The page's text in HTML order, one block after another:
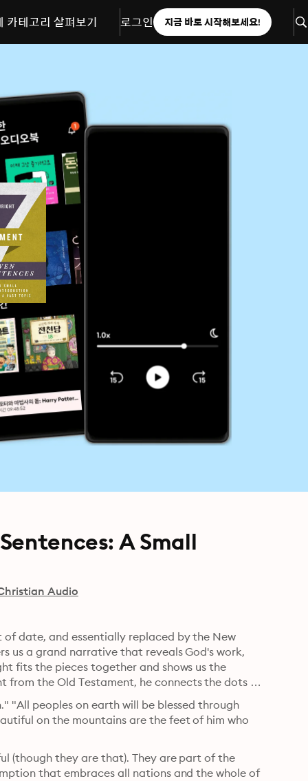
카테고리 살펴보기 로그인 지금 바로 시작해보세요!
A Small
Audio
date, and essentially replaced by the New
us a grand narrative that reveals God's work,
fits the pieces together and shows us the
from the Old Testament, he connects the dots
"All peoples on earth will be blessed through
on the mountains are the feet of him who
(though they are that). They are part of the
that embraces all nations and the whole of